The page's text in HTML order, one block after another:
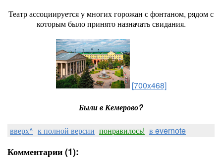
Театр ассоциируется у многих горожан с фонтаном, рядом с
которым было принято назначать свидания.
[700x468]
Были в Кемерово?
вверх^ к полной версии понравилось! в evernote
Комментарии (1):